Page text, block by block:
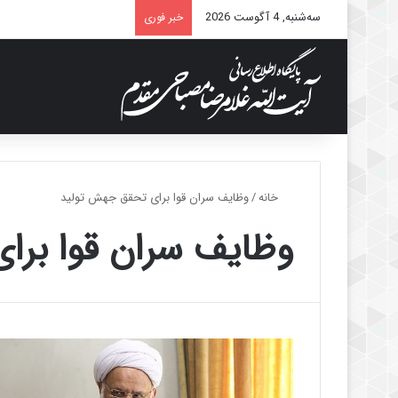
سه‌شنبه, 4 آگوست 2026 خبر فوری
خانه/وظایف سران قوا برای تحقق جهش تولید
وظایف سران قوا